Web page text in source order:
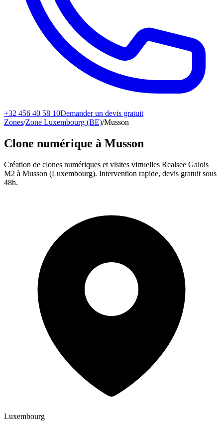
+32 456 40 58 10Demander un devis gratuit
Zones/Zone Luxembourg (BE)/Musson
Clone numérique à Musson
Création de clones numériques et visites virtuelles Realsee Galois
M2 à Musson (Luxembourg). Intervention rapide, devis gratuit sous
48h.
Luxembourg